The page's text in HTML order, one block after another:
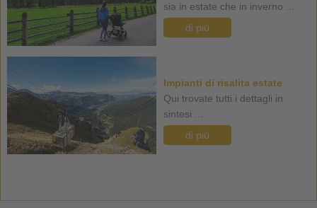
sia in estate che in inverno ...
di più
Impianti di risalita estate
Qui trovate tutti i dettagli in
sintesi ...
di più